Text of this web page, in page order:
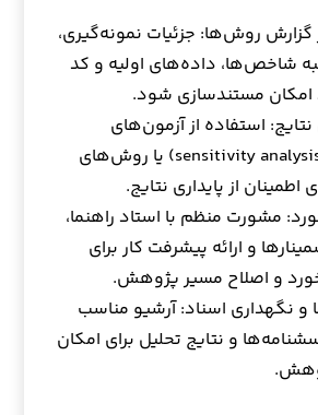
روش‌ها: جزئیات نمونه‌گیری،
شاخص‌ها، داده‌های اولیه و کد
امکان مستندسازی شود.
نتایج: استفاده از آزمون‌های
حساسیت (sensitivity analysis) یا روش‌های
اطمینان از پایداری نتایج.
مشورت منظم با استاد راهنما،
و ارائه پیشرفت کار برای
و اصلاح مسیر پژوهش.
و نگهداری اسناد: آرشیو مناسب
و نتایج تحلیل برای امکان